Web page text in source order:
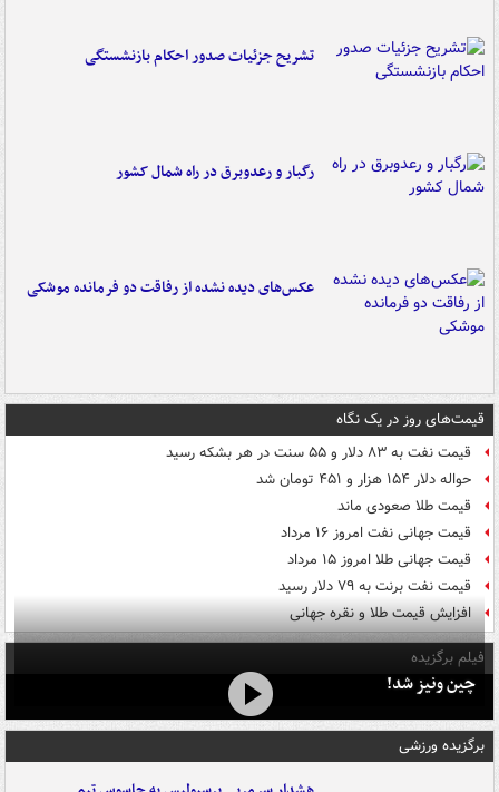
تشریح جزئیات صدور احکام بازنشستگی
رگبار و رعدوبرق در راه شمال کشور
عکس‌های دیده نشده از رفاقت دو فرمانده‌ موشکی
قیمت‌های روز در یک نگاه
قیمت نفت به ۸۳ دلار و ۵۵ سنت در هر بشکه رسید
حواله دلار ۱۵۴ هزار و ۴۵۱ تومان شد
قیمت طلا صعودی ماند
قیمت جهانی نفت امروز ۱۶ مرداد
قیمت جهانی طلا امروز ۱۵ مرداد
قیمت نفت برنت به ۷۹ دلار رسید
افزایش قیمت طلا و نقره جهانی
فیلم برگزیده
چین ونیز شد!
برگزیده ورزشی